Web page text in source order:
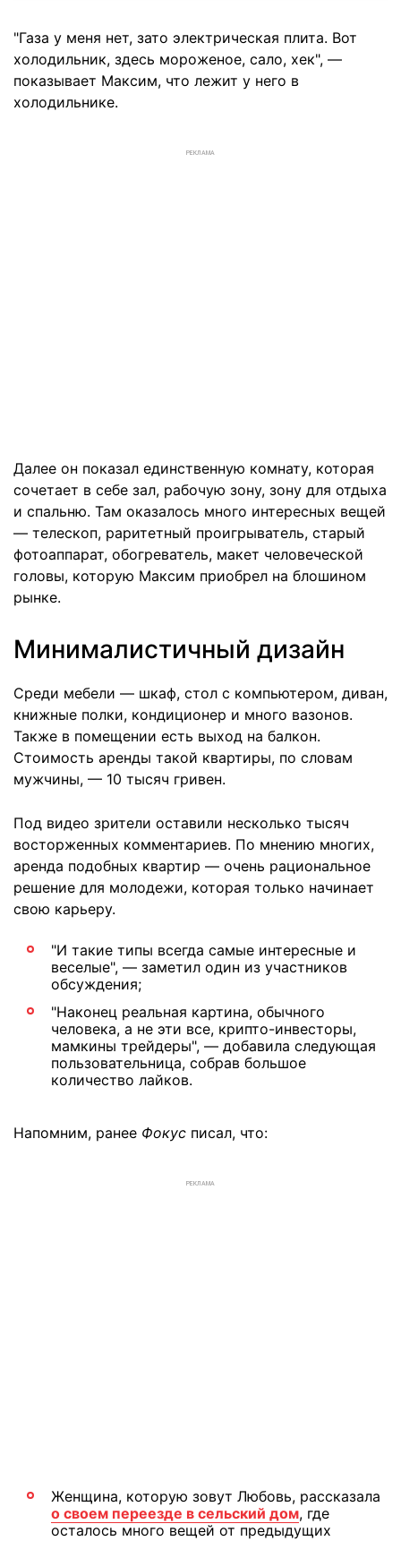
"Газа у меня нет, зато электрическая плита. Вот
холодильник, здесь мороженое, сало, хек", —
показывает Максим, что лежит у него в
холодильнике.
РЕКЛАМА
Далее он показал единственную комнату, которая
сочетает в себе зал, рабочую зону, зону для отдыха
и спальню. Там оказалось много интересных вещей
— телескоп, раритетный проигрыватель, старый
фотоаппарат, обогреватель, макет человеческой
головы, которую Максим приобрел на блошином
рынке.
Минималистичный дизайн
Среди мебели — шкаф, стол с компьютером, диван,
книжные полки, кондиционер и много вазонов.
Также в помещении есть выход на балкон.
Стоимость аренды такой квартиры, по словам
мужчины, — 10 тысяч гривен.
Под видео зрители оставили несколько тысяч
восторженных комментариев. По мнению многих,
аренда подобных квартир — очень рациональное
решение для молодежи, которая только начинает
свою карьеру.
"И такие типы всегда самые интересные и
веселые", — заметил один из участников
обсуждения;
"Наконец реальная картина, обычного
человека, а не эти все, крипто-инвесторы,
мамкины трейдеры", — добавила следующая
пользовательница, собрав большое
количество лайков.
Напомним, ранее Фокус писал, что:
РЕКЛАМА
Женщина, которую зовут Любовь, рассказала
о своем переезде в сельский дом, где
осталось много вещей от предыдущих